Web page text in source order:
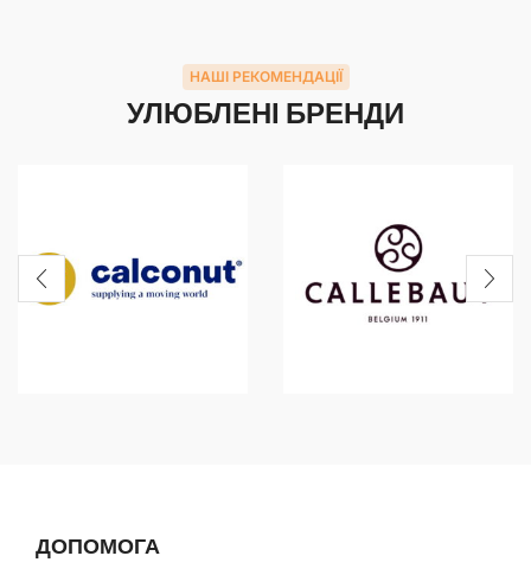
НАШІ РЕКОМЕНДАЦІЇ
УЛЮБЛЕНІ БРЕНДИ
ДОПОМОГА